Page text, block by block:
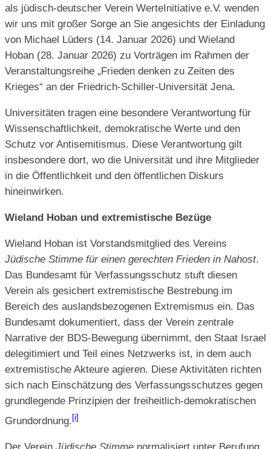
als jüdisch-deutscher Verein WerteInitiative e.V. wenden
wir uns mit großer Sorge an Sie angesichts der Einladung
von Michael Lüders (14. Januar 2026) und Wieland
Hoban (28. Januar 2026) zu Vorträgen im Rahmen der
Veranstaltungsreihe „Frieden denken zu Zeiten des
Krieges“ an der Friedrich-Schiller-Universität Jena.
Universitäten tragen eine besondere Verantwortung für
Wissenschaftlichkeit, demokratische Werte und den
Schutz vor Antisemitismus. Diese Verantwortung gilt
insbesondere dort, wo die Universität und ihre Mitglieder
in die Öffentlichkeit und den öffentlichen Diskurs
hineinwirken.
Wieland Hoban und extremistische Bezüge
Wieland Hoban ist Vorstandsmitglied des Vereins
Jüdische Stimme für einen gerechten Frieden in Nahost.
Das Bundesamt für Verfassungsschutz stuft diesen
Verein als gesichert extremistische Bestrebung im
Bereich des auslandsbezogenen Extremismus ein. Das
Bundesamt dokumentiert, dass der Verein zentrale
Narrative der BDS-Bewegung übernimmt, den Staat Israel
delegitimiert und Teil eines Netzwerks ist, in dem auch
extremistische Akteure agieren. Diese Aktivitäten richten
sich nach Einschätzung des Verfassungsschutzes gegen
grundlegende Prinzipien der freiheitlich-demokratischen
Grundordnung.[i]